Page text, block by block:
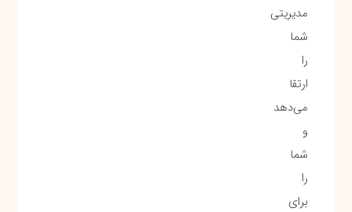
مدیریتی
شما
را
ارتقا
می‌دهد
و
شما
را
برای